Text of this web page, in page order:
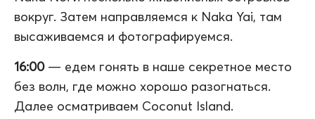
вокруг. Затем направляемся к Naka Yai, там
высаживаемся и фотографируемся.
16:00— едем гонять в наше секретное место
без волн, где можно хорошо разогнаться.
Далее осматриваем Coconut Island.